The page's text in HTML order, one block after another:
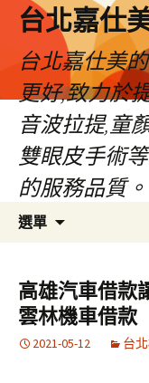
內
台北嘉仕
台北嘉仕美
更好,致力於
音波拉提,童
雙眼皮手術
的服務品質。
選單
高雄汽車借款
雲林機車借款
2021-05-12 台